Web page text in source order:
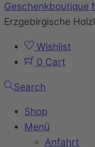
Geschenkboutique
Erzgebirgische
Wishlist
0 Cart
Search
Shop
Menü
Anfahrt